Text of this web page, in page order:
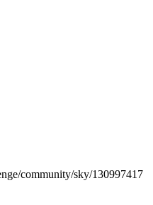
community/sky/130997417